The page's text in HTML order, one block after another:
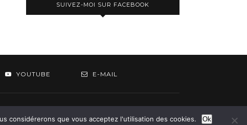
SUIVEZ-MOI SUR FACEBOOK
YOUTUBE E-MAIL
considérerons que vous acceptez l'utilisation des cookies. Ok